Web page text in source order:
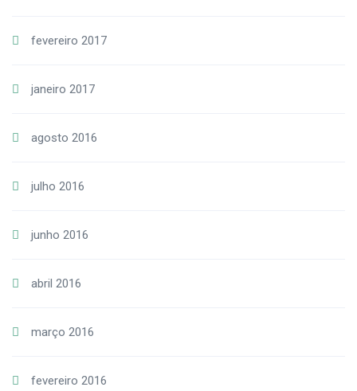
fevereiro 2017
janeiro 2017
agosto 2016
julho 2016
junho 2016
abril 2016
março 2016
fevereiro 2016